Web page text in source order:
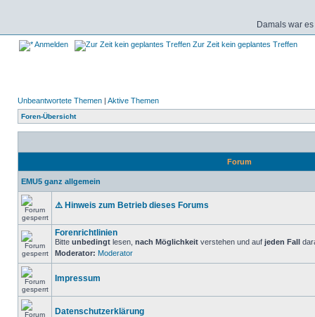
Damals war
Anmelden Zur Zeit kein geplantes Treffen
Unbeantwortete Themen | Aktive Themen
Foren-Übersicht
Forum
EMU5 ganz allgemein
⚠️ Hinweis zum Betrieb dieses Forums
Forenrichtlinien
Bitte unbedingt lesen, nach Möglichkeit verstehen und auf jeden Fall
Moderator: Moderator
Impressum
Datenschutzerklärung